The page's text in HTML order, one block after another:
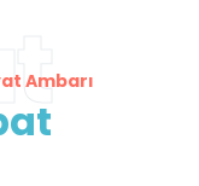
Ambarı